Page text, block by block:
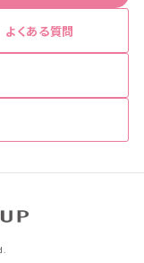
よくある質問